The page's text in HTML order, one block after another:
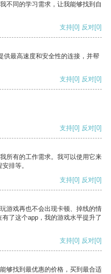
不同的学习需求，让我能够找到自
支持[0] 反对[0]
供最高速度和安全性的连接，并帮
支持[0] 反对[0]
支持[0] 反对[0]
所有的工作需求。我可以使用它来
排等。
支持[0] 反对[0]
游戏再也不会出现卡顿、掉线的情
了这个app，我的游戏水平提升了
支持[0] 反对[0]
够找到最优惠的价格，买到最合适